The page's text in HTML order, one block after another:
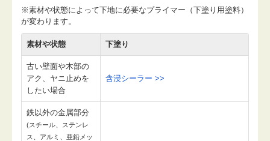
※素材や状態によって下地に必要なプライマー（下塗り用塗料）
が変わります。
素材や状態 下塗り
古い壁面や木部の
アク、ヤニ止めを
したい場合
含浸シーラー >>
鉄以外の金属部分
(スチール、ステンレ
ス、アルミ、亜鉛メッ